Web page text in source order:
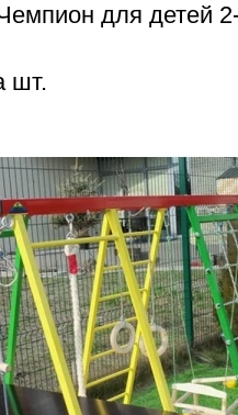
для детей
шт.